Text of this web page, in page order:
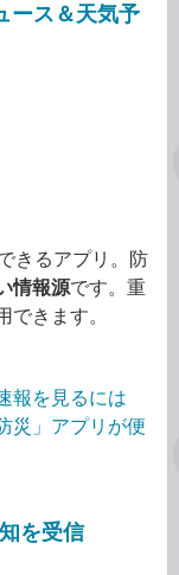
ース＆天気予
きるアプリ。防
情報源です。重
きます。
報を見るには
災」アプリが便
を受信